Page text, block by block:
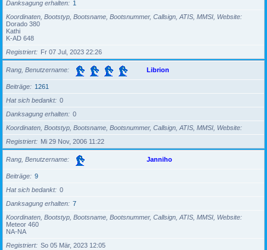
Danksagung erhalten
1
Koordinaten, Bootstyp, Bootsname, Bootsnummer, Callsign, ATIS, MMSI, Website
Dorado 380
Kathi
K-AD 648
Registriert
Fr 07 Jul, 2023 22:26
Rang, Benutzername Librion
Beiträge
1261
Hat sich bedankt
0
Danksagung erhalten
0
Koordinaten, Bootstyp, Bootsname, Bootsnummer, Callsign, ATIS, MMSI, Website
Registriert
Mi 29 Nov, 2006 11:22
Rang, Benutzername Janniho
Beiträge
9
Hat sich bedankt
0
Danksagung erhalten
7
Koordinaten, Bootstyp, Bootsname, Bootsnummer, Callsign, ATIS, MMSI, Website
Meteor 460
NA-NA
Registriert
So 05 Mär, 2023 12:05